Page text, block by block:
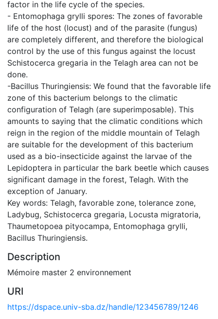
factor in the life cycle of the species.
- Entomophaga grylli spores: The zones of favorable
life of the host (locust) and of the parasite (fungus)
are completely different, and therefore the biological
control by the use of this fungus against the locust
Schistocerca gregaria in the Telagh area can not be
done.
-Bacillus Thuringiensis: We found that the favorable life
zone of this bacterium belongs to the climatic
configuration of Telagh (are superimposable). This
amounts to saying that the climatic conditions which
reign in the region of the middle mountain of Telagh
are suitable for the development of this bacterium
used as a bio-insecticide against the larvae of the
Lepidoptera in particular the bark beetle which causes
significant damage in the forest, Telagh. With the
exception of January.
Key words: Telagh, favorable zone, tolerance zone,
Ladybug, Schistocerca gregaria, Locusta migratoria,
Thaumetopoea pityocampa, Entomophaga grylli,
Bacillus Thuringiensis.
Description
Mémoire master 2 environnement
URI
https://dspace.univ-sba.dz/handle/123456789/1246